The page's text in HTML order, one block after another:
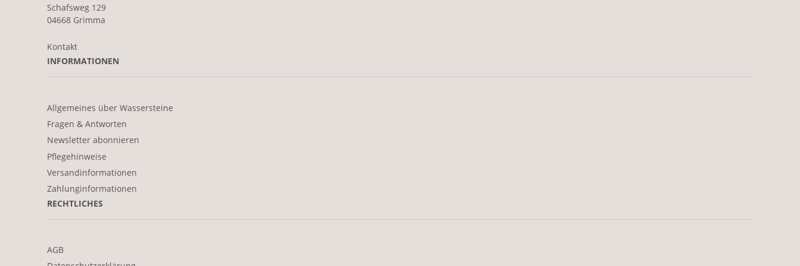
Schafsweg 129
04668 Grimma
Kontakt
INFORMATIONEN
Allgemeines über Wassersteine
Fragen & Antworten
Newsletter abonnieren
Pflegehinweise
Versandinformationen
Zahlunginformationen
RECHTLICHES
AGB